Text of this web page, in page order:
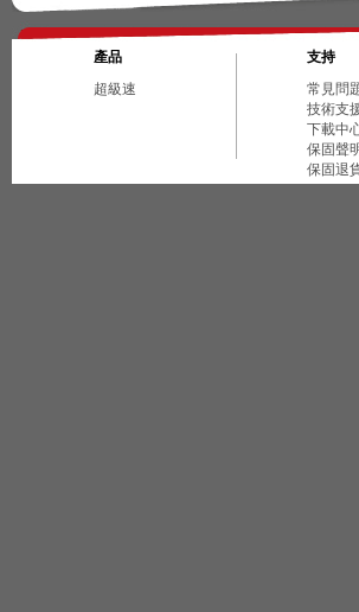
產品
超級速
支持
常見問
技術支
下載中
保固聲
保固退